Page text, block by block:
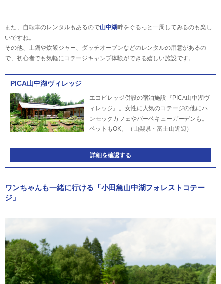
また、自転車のレンタルもあるので山中湖畔をぐるっと一周してみるのも楽し
いですね。
その他、土鍋や炊飯ジャー、ダッチオーブンなどのレンタルの用意があるの
で、初心者でも気軽にコテージキャンプ体験ができる嬉しい施設です。
PICA山中湖ヴィレッジ
エコビレッジ併設の宿泊施設『PICA山中湖ヴ
ィレッジ』。女性に人気のコテージの他にハ
ンモックカフェやバーベキューガーデンも。
ペットもOK。（山梨県・富士山近辺）
詳細を確認する
ワンちゃんも一緒に行ける「小田急山中湖フォレストコテー
ジ」